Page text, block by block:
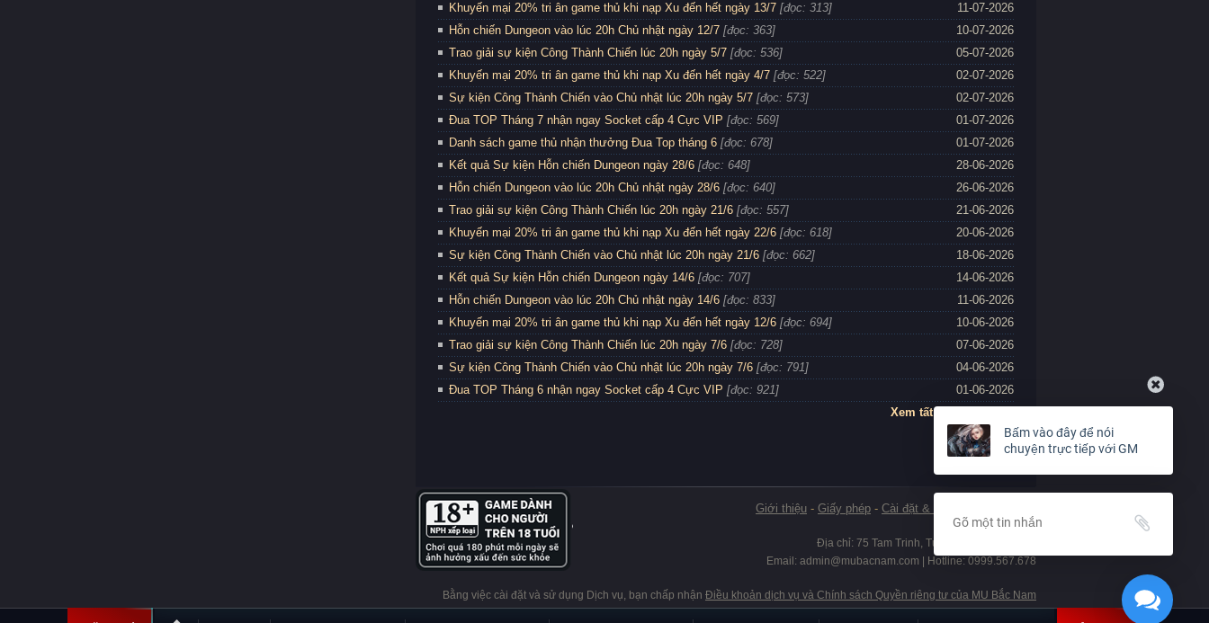
Khuyến mại 20% tri ân game thủ khi nạp Xu đến hết ngày 13/7 [đọc: 313]
11-07-2026
Hỗn chiến Dungeon vào lúc 20h Chủ nhật ngày 12/7 [đọc: 363]
10-07-2026
Trao giải sự kiện Công Thành Chiến lúc 20h ngày 5/7 [đọc: 536]
05-07-2026
Khuyến mại 20% tri ân game thủ khi nạp Xu đến hết ngày 4/7 [đọc: 522]
02-07-2026
Sự kiện Công Thành Chiến vào Chủ nhật lúc 20h ngày 5/7 [đọc: 573]
02-07-2026
Đua TOP Tháng 7 nhận ngay Socket cấp 4 Cực VIP [đọc: 569]
01-07-2026
Danh sách game thủ nhận thưởng Đua Top tháng 6 [đọc: 678]
01-07-2026
Kết quả Sự kiện Hỗn chiến Dungeon ngày 28/6 [đọc: 648]
28-06-2026
Hỗn chiến Dungeon vào lúc 20h Chủ nhật ngày 28/6 [đọc: 640]
26-06-2026
Trao giải sự kiện Công Thành Chiến lúc 20h ngày 21/6 [đọc: 557]
21-06-2026
Khuyến mại 20% tri ân game thủ khi nạp Xu đến hết ngày 22/6 [đọc: 618]
20-06-2026
Sự kiện Công Thành Chiến vào Chủ nhật lúc 20h ngày 21/6 [đọc: 662]
18-06-2026
Kết quả Sự kiện Hỗn chiến Dungeon ngày 14/6 [đọc: 707]
14-06-2026
Hỗn chiến Dungeon vào lúc 20h Chủ nhật ngày 14/6 [đọc: 833]
11-06-2026
Khuyến mại 20% tri ân game thủ khi nạp Xu đến hết ngày 12/6 [đọc: 694]
10-06-2026
Trao giải sự kiện Công Thành Chiến lúc 20h ngày 7/6 [đọc: 728]
07-06-2026
Sự kiện Công Thành Chiến vào Chủ nhật lúc 20h ngày 7/6 [đọc: 791]
04-06-2026
Đua TOP Tháng 6 nhận ngay Socket cấp 4 Cực VIP [đọc: 921]
01-06-2026
Xem tất cả các bản tin
Giới thiệu - Giấy phép - Cài đặt & Gỡ bỏ
Địa chỉ: 75 Tam Trinh, Tương Mai, TP. Hà Nội
Email: admin@mubacnam.com | Hotline: 0999.567.678
Bằng việc cài đặt và sử dụng Dịch vụ, bạn chấp nhận Điều khoản dịch vụ và Chính sách Quyền riêng tư của MU Bắc Nam
Bấm vào đây để nói
chuyện trực tiếp với GM